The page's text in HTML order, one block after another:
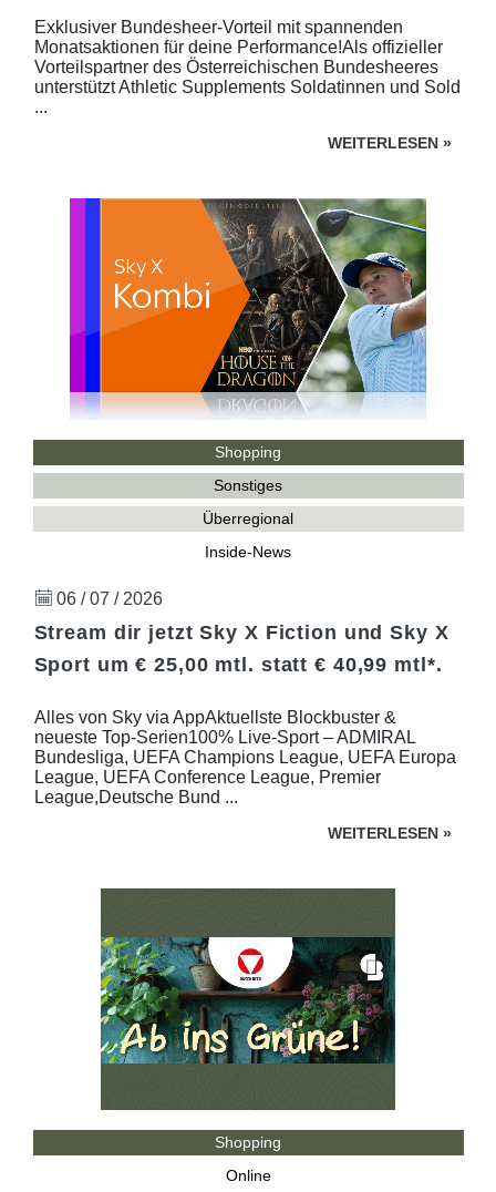
Exklusiver Bundesheer-Vorteil mit spannenden
Monatsaktionen für deine Performance!Als offizieller
Vorteilspartner des Österreichischen Bundesheeres
unterstützt Athletic Supplements Soldatinnen und Sold
...
WEITERLESEN »
Shopping
Sonstiges
Überregional
Inside-News
06 / 07 / 2026
Stream dir jetzt Sky X Fiction und Sky X
Sport um € 25,00 mtl. statt € 40,99 mtl*.
Alles von Sky via AppAktuellste Blockbuster &
neueste Top-Serien100% Live-Sport – ADMIRAL
Bundesliga, UEFA Champions League, UEFA Europa
League, UEFA Conference League, Premier
League,Deutsche Bund ...
WEITERLESEN »
Shopping
Online